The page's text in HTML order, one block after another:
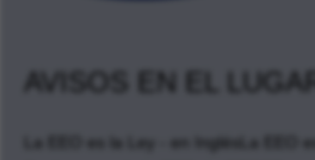
AVISOS EN EL
La EEO es la Ley - en Inglés
La EEO